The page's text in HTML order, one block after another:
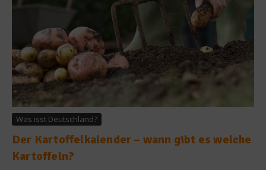
Was isst Deutschland?
Der Kartoffelkalender – wann gibt es welche
Kartoffeln?